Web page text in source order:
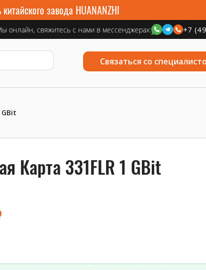
завода HUANANZHI
онлайн, свяжитесь с нами в мессенджерах: +7
Связаться со
Карта 331FLR 1 GBit